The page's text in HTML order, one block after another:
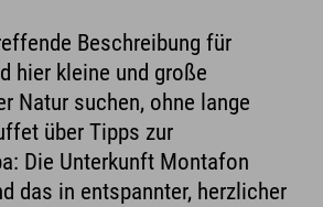
Beschreibung für
hier kleine und große
Natur suchen, ohne lange
über Tipps zur
Die Unterkunft Montafon
das in entspannter, herzlicher